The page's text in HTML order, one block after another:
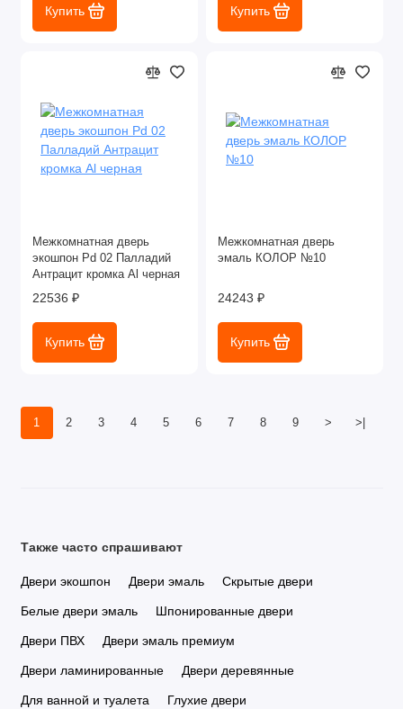
Купить Купить
Межкомнатная дверь
экошпон Pd 02 Палладий
Антрацит кромка Al черная
22536 ₽
Купить
Межкомнатная дверь
эмаль КОЛОР №10
24243 ₽
Купить
1 2 3 4 5 6 7 8 9 > >|
Также часто спрашивают
Двери экошпон Двери эмаль Скрытые двери
Белые двери эмаль Шпонированные двери
Двери ПВХ Двери эмаль премиум
Двери ламинированные Двери деревянные
Для ванной и туалета Глухие двери